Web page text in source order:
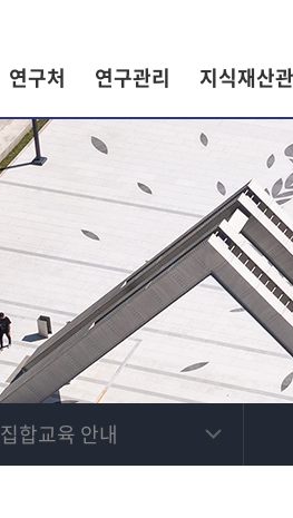
연구처 연구관리 지식재산
집합교육 안내